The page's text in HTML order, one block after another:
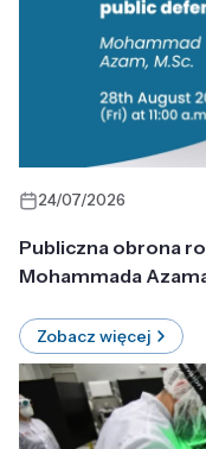
24/07/2026
Publiczna obrona
Mohammada
Zobacz więcej